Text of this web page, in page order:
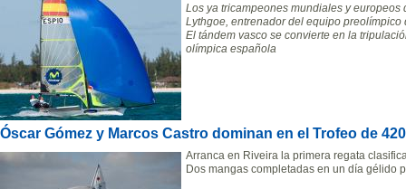
Los ya tricampeones mundiales y
Lythgoe, entrenador del equipo preolímpico
El tándem vasco se convierte en la
olímpica española
Óscar Gómez y Marcos Castro dominan en el Trofeo de
Arranca en Riveira la primera regata
Dos mangas completadas en un día gélido